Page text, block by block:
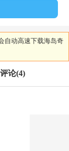
自动高速下载海岛奇
评论(4)